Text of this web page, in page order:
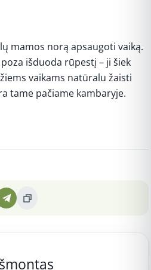
mamos norą apsaugoti vaiką.
išduoda rūpestį – ji šiek
vaikams natūralu žaisti
tame pačiame kambaryje.